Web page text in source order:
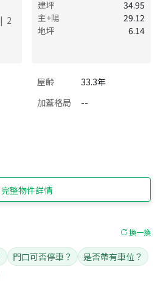
| 2
建坪
34.95
主+陽
29.12
地坪
6.14
屋齡
33.3年
加蓋格局
--
完整物件詳情
換一換
門口可否停車？
是否帶有車位？